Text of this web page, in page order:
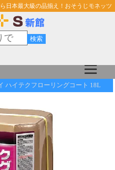
日本最大級の品揃え！おそうじモネッツ
ハイテクフローリングコート 18L